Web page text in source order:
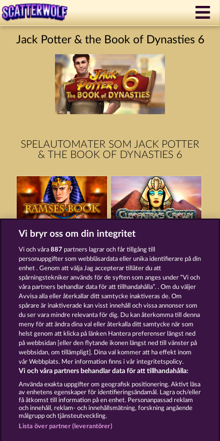
Jack Potter & the Book of Dynasties 6
SPELAUTOMATER SOM JACK POTTER
& THE BOOK OF DYNASTIES 6
RAMSES BOOK CLEOPATRA'S CROWN
JACK POTTER AND THE BOOK OF DYNASTIES
Användarvillkor Sekretesspolicy Avtryck
Om Företaget FAQ Facebook
Skicka in en begäran om att ångra köpet
Vi bryr oss om din integritet
Vi och våra887 partners lagrar och får tillgång till
personuppgifter som webbläsardata eller unika identifierare på din
enhet . Genom att välja Jag accepterar tillåter du att
spårningstekniker används för de syften som anges under ”Vi och
våra partners behandlar data för att tillhandahålla”. . Om du väljer
Avvisa alla eller återkallar ditt samtycke inaktiveras de. Om
spårare är inaktiverade kan visst innehåll och vissa annonser som
du ser vara mindre relevanta för dig. Du kan återkomma till denna
meny för att ändra dina val eller återkalla ditt samtycke när som
helst genom att klicka på länken Hantera preferenser längst ned
på webbsidan [eller den flytande ikonen längst ned till vänster på
webbsidan, om tillämpligt]. Dina val kommer att ha effekt inom
vår Webbplats. Mer information finns i vår integritetspolicy.
Vi och våra partners behandlar data för att tillhandahålla:
Använda exakta uppgifter om geografisk positionering. Aktivt läsa
av enhetens egenskaper för identifieringsändamål. Lagra och/eller
få åtkomst till information på en enhet. Personanpassad reklam
och innehåll, reklam- och innehållsmätning, forskning angående
målgrupp och tjänsteutveckling.
Lista över partner (leverantörer)